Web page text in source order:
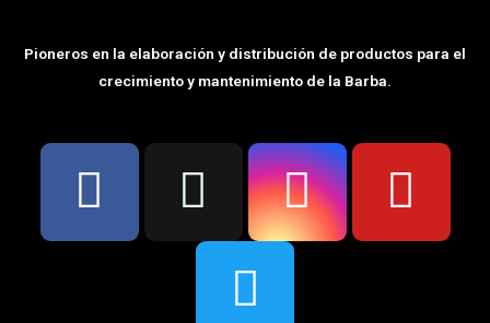
Pioneros en la elaboración y distribución de productos para el
crecimiento y mantenimiento de la Barba.